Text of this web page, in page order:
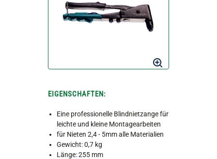
EIGENSCHAFTEN:
Eine professionelle Blindnietzange für
leichte und kleine Montagearbeiten
für Nieten 2,4 - 5mm alle Materialien
Gewicht: 0,7 kg
Länge: 255 mm